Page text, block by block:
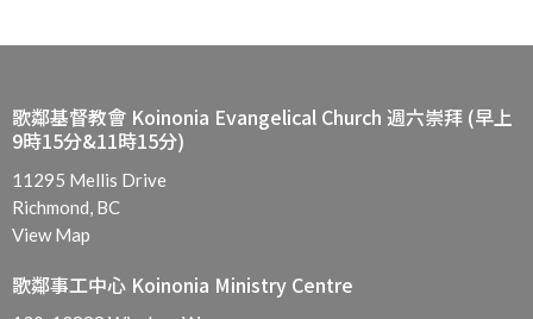
歌鄰基督教會 Koinonia Evangelical Church 週六崇拜 (早上
9時15分&11時15分)
11295 Mellis Drive
Richmond, BC
View Map
歌鄰事工中心 Koinonia Ministry Centre